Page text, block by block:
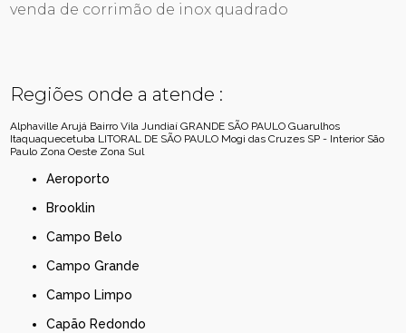
venda de corrimão de inox quadrado
Regiões onde a atende :
Alphaville Arujá Bairro Vila Jundiaí GRANDE SÃO PAULO Guarulhos
Itaquaquecetuba LITORAL DE SÃO PAULO Mogi das Cruzes SP - Interior São
Paulo Zona Oeste Zona Sul
Aeroporto
Brooklin
Campo Belo
Campo Grande
Campo Limpo
Capão Redondo